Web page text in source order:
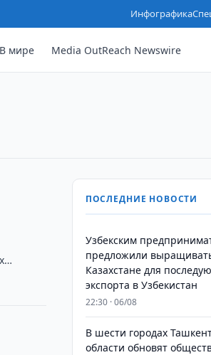
Инфографика
В мире Media OutReach Newswire
ПОСЛЕДНИЕ НОВОСТИ
Узбекским
предложили
Казахстане для
экспорта в Узбекистан
22:30 · 06/08
В шести городах
области обновят